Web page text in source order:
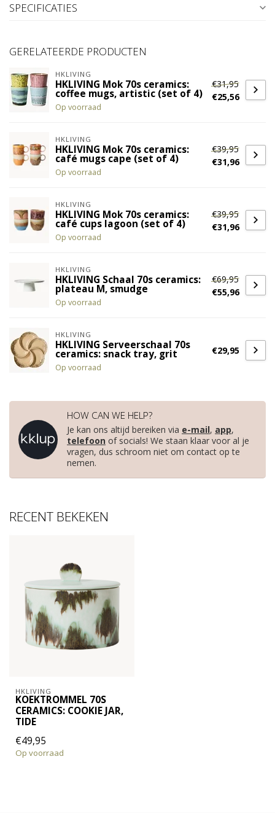
SPECIFICATIES
GERELATEERDE PRODUCTEN
HKLIVING
HKLIVING Mok 70s ceramics:
coffee mugs, artistic (set of 4)
Op voorraad
€31,95
€25,56
HKLIVING
HKLIVING Mok 70s ceramics:
café mugs cape (set of 4)
Op voorraad
€39,95
€31,96
HKLIVING
HKLIVING Mok 70s ceramics:
café cups lagoon (set of 4)
Op voorraad
€39,95
€31,96
HKLIVING
HKLIVING Schaal 70s ceramics:
plateau M, smudge
Op voorraad
€69,95
€55,96
HKLIVING
HKLIVING Serveerschaal 70s
ceramics: snack tray, grit
Op voorraad
€29,95
HOW CAN WE HELP?
Je kan ons altijd bereiken via e-mail, app,
telefoon of socials! We staan klaar voor al je
vragen, dus schroom niet om contact op te
nemen.
RECENT BEKEKEN
HKLIVING
KOEKTROMMEL 70S
CERAMICS: COOKIE JAR,
TIDE
€49,95
Op voorraad